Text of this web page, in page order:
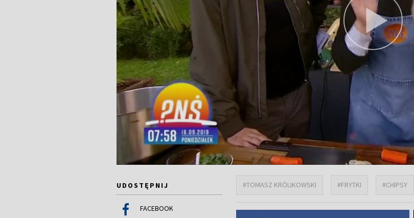
UDOSTĘPNIJ
FACEBOOK
#TOMASZ KRÓLIKOWSKI #FRYTKI #CHIPSY